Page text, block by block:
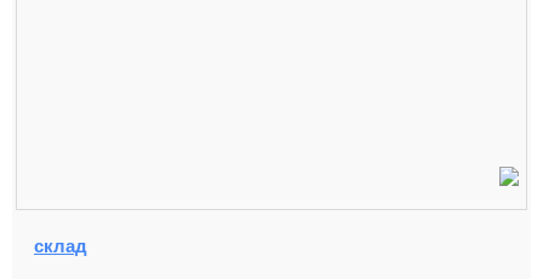
склад